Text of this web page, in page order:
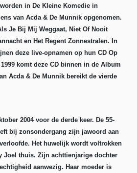
in De Kleine Komedie in
van Acda & De Munnik opgenomen.
Je Bij Mij Weggaat, Niet Of Nooit
en Het Regent Zonnestralen. In
deze live-opnamen op hun CD Op
komt deze CD binnen in de Album
Acda & De Munnik bereikt de vierde
2004 voor de derde keer. De 55-
bij zonsondergang zijn jawoord aan
Het huwelijk wordt voltrokken
Joel thuis. Zijn achttienjarige dochter
aanwezig. Haar moeder is